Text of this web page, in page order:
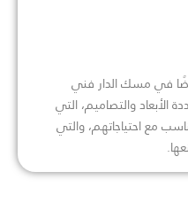
في مسك الدار فني
الأبعاد والتصاميم، التي
مع احتياجاتهم، والتي